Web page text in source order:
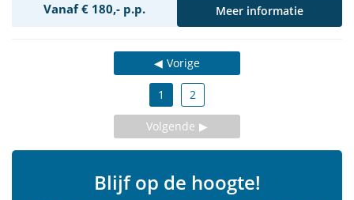
Vanaf € 180,- p.p. Meer informatie
Vorige
1 2
Volgende
Blijf op de hoogte!